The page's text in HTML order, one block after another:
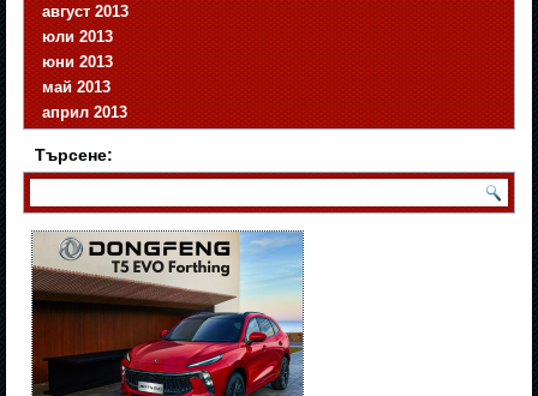
август 2013
юли 2013
юни 2013
май 2013
април 2013
Търсене: